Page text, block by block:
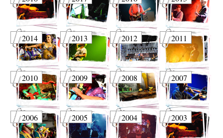
2014 2013 2012 2011
2010 2009 2008 2007
2006 2005 2004 2003